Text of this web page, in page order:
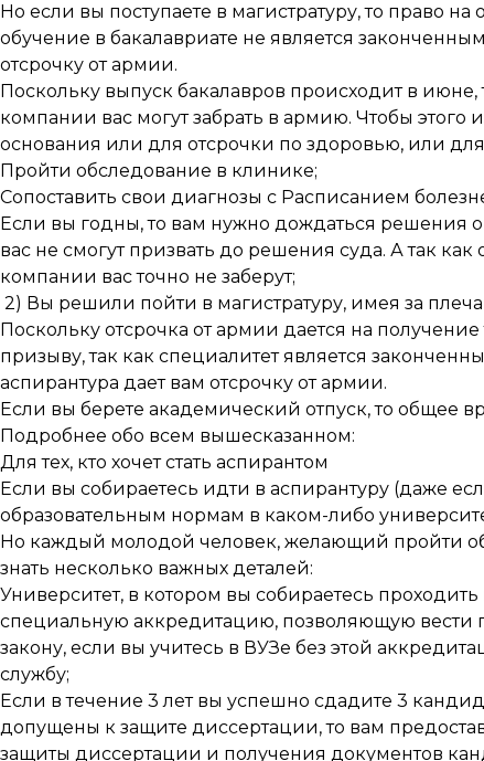
Но если вы поступаете в магистратуру, то право
обучение в бакалавриате не является
отсрочку от армии.
Поскольку выпуск бакалавров происходит в
компании вас могут забрать в армию. Чтобы этого
основания или для отсрочки по здоровью, или
Пройти обследование в клинике;
Сопоставить свои диагнозы с Расписанием
Если вы годны, то вам нужно дождаться решения
вас не смогут призвать до решения суда. А так
компании вас точно не заберут;
2) Вы решили пойти в магистратуру, имея за
Поскольку отсрочка от армии дается на
призыву, так как специалитет является
аспирантура дает вам отсрочку от армии.
Если вы берете академический отпуск, то общее
Подробнее обо всем вышесказанном:
Для тех, кто хочет стать аспирантом
Если вы собираетесь идти в аспирантуру (даже
образовательным нормам в каком-либо
Но каждый молодой человек, желающий пройти
знать несколько важных деталей:
Университет, в котором вы собираетесь
специальную аккредитацию, позволяющую вести
закону, если вы учитесь в ВУЗе без этой
службу;
Если в течение 3 лет вы успешно сдадите 3
допущены к защите диссертации, то вам
защиты диссертации и получения документов